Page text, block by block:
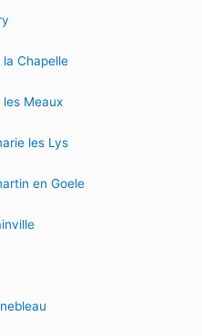
Chapelle
les Meaux
les Lys
en Goele